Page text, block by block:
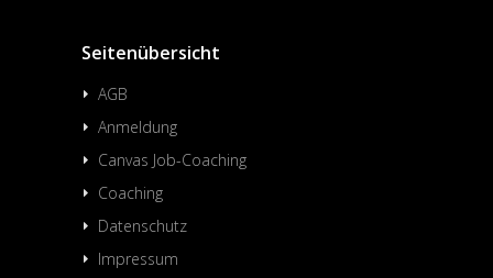
Seitenübersicht
AGB
Anmeldung
Canvas Job-Coaching
Coaching
Datenschutz
Impressum